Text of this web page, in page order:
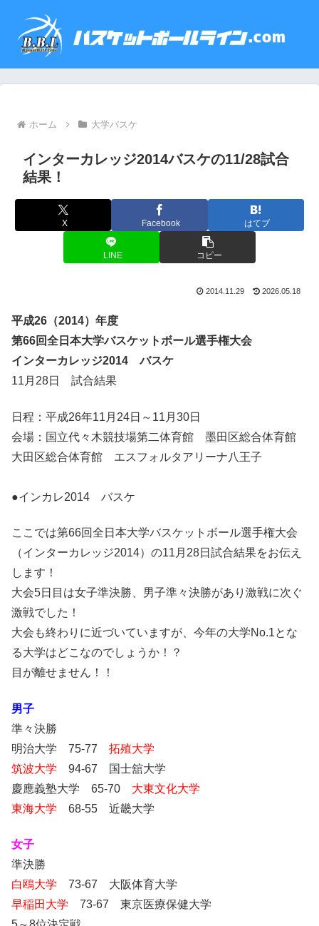
ホーム 大学バスケ
インターカレッジ2014バスケの11/28試合
結果！
X Facebook はてブ
LINE コピー
2014.11.29 2026.05.18
平成26（2014）年度
第66回全日本大学バスケットボール選手権大会
インターカレッジ2014 バスケ
11月28日 試合結果
日程：平成26年11月24日～11月30日
会場：国立代々木競技場第二体育館 墨田区総合体育館
大田区総合体育館 エスフォルタアリーナ八王子
●インカレ2014 バスケ
ここでは第66回全日本大学バスケットボール選手権大会
（インターカレッジ2014）の11月28日試合結果をお伝え
します！
大会5日目は女子準決勝、男子準々決勝があり激戦に次ぐ
激戦でした！
大会も終わりに近づいていますが、今年の大学No.1とな
る大学はどこなのでしょうか！？
目が離せません！！
男子
準々決勝
明治大学 75-77 拓殖大学
筑波大学 94-67 国士舘大学
慶應義塾大学 65-70 大東文化大学
東海大学 68-55 近畿大学
女子
準決勝
白鴎大学 73-67 大阪体育大学
早稲田大学 73-67 東京医療保健大学